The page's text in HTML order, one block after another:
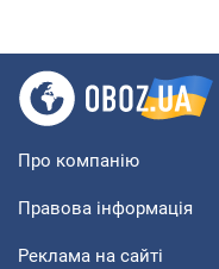
Про компанію
Правова інформація
Реклама на сайті